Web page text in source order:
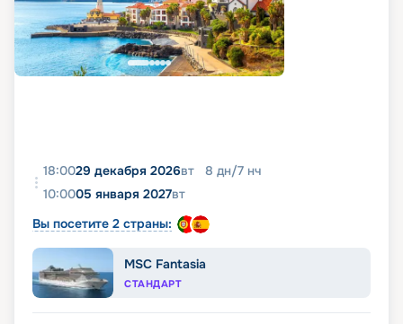
18:0029 декабря 2026вт 8 дн/7 нч
10:0005 января 2027вт
Вы посетите 2 страны:
MSC Fantasia
СТАНДАРТ